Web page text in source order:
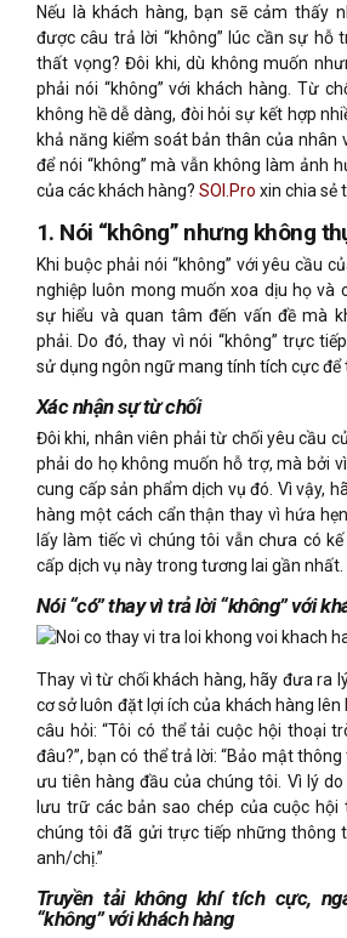
Nếu là khách hàng, bạn sẽ cảm thấy
được câu trả lời “không” lúc cần sự hỗ
thất vọng? Đôi khi, dù không muốn
phải nói “không” với khách hàng. Từ
không hề dễ dàng, đòi hỏi sự kết hợp
khả năng kiểm soát bản thân của nhân
để nói “không” mà vẫn không làm ảnh
của các khách hàng? SOI.Pro xin chia sẻ
1. Nói “không” nhưng không
Khi buộc phải nói “không” với yêu cầu
nghiệp luôn mong muốn xoa dịu họ và
sự hiểu và quan tâm đến vấn đề mà
phải. Do đó, thay vì nói “không” trực
sử dụng ngôn ngữ mang tính tích cực để
Xác nhận sự từ chối
Đôi khi, nhân viên phải từ chối yêu cầu
phải do họ không muốn hỗ trợ, mà bởi
cung cấp sản phẩm dịch vụ đó. Vì vậy,
hàng một cách cẩn thận thay vì hứa
lấy làm tiếc vì chúng tôi vẫn chưa có
cấp dịch vụ này trong tương lai gần nhất.
Nói “có” thay vì trả lời “không” với
Thay vì từ chối khách hàng, hãy đưa ra
cơ sở luôn đặt lợi ích của khách hàng lên
câu hỏi: “Tôi có thể tải cuộc hội thoại
đâu?”, bạn có thể trả lời: “Bảo mật
ưu tiên hàng đầu của chúng tôi. Vì lý
lưu trữ các bản sao chép của cuộc hội
chúng tôi đã gửi trực tiếp những thông
anh/chị.”
Truyền tải không khí tích cực,
“không” với khách hàng